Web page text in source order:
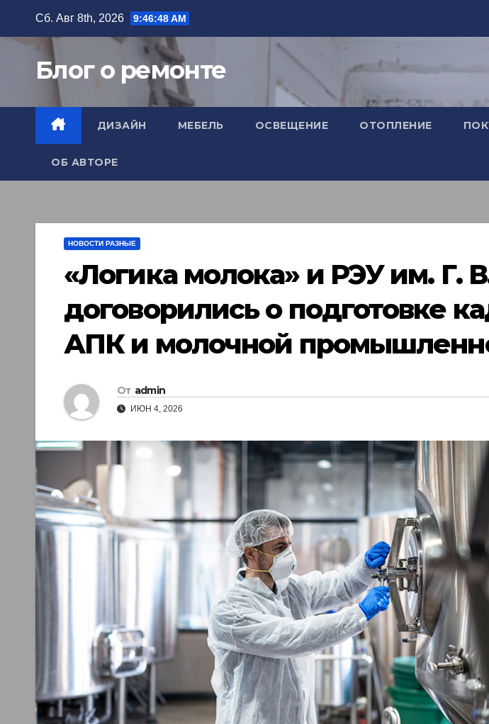
содержимому
Сб. Авг 8th, 2026 9:46:50 AM
Блог о ремонте
ДИЗАЙН МЕБЕЛЬ ОСВЕЩЕНИЕ ОТОПЛЕНИЕ
ОБ АВТОРЕ
НОВОСТИ РАЗНЫЕ
«Логика молока» и РЭУ им. Г.
договорились о подготовке
АПК и молочной
От admin
ИЮН 4, 2026